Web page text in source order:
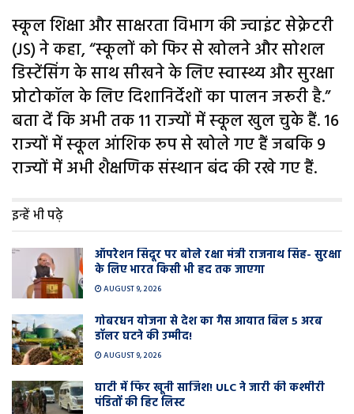
स्कूल शिक्षा और साक्षरता विभाग की ज्‍वाइंट सेक्रेटरी
(JS) ने कहा, “स्कूलों को फिर से खोलने और सोशल
डिस्‍टेंसिंग के साथ सीखने के लिए स्वास्थ्य और सुरक्षा
प्रोटोकॉल के लिए दिशानिर्देशों का पालन जरूरी है.”
बता दें कि अभी तक 11 राज्‍यों में स्‍कूल खुल चुके हैं. 16
राज्‍यों में स्‍कूल आंशिक रूप से खोले गए हैं जबकि 9
राज्‍यों में अभी शैक्षणिक संस्‍थान बंद की रखे गए हैं.
इन्हें भी पढ़े
ऑपरेशन सिंदूर पर बोले रक्षा मंत्री राजनाथ सिंह- सुरक्षा
के लिए भारत किसी भी हद तक जाएगा
AUGUST 9, 2026
गोबरधन योजना से देश का गैस आयात बिल 5 अरब
डॉलर घटने की उम्मीद!
AUGUST 9, 2026
घाटी में फिर खूनी साजिश! ULC ने जारी की कश्मीरी
पंडितों की हिट लिस्ट